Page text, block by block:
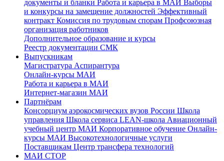
документы и бланки Работа и карьера в МАИ Выборы
и конкурсы на замещение должностей Эффективный
контракт Комиссия по трудовым спорам Профсоюзная
организация работников
Дополнительное образование и курсы
Реестр документации СМК
Выпускникам
Магистратура Аспирантура
Онлайн-курсы МАИ
Работа и карьера в МАИ
Интернет-магазин МАИ
Партнёрам
Консорциум аэрокосмических вузов России Школа
управления Школа сервиса LEAN-школа Авиационный
учебный центр МАИ Корпоративное обучение Онлайн-
курсы МАИ Высокотехнологичные услуги
Поставщикам Центр трансфера технологий
МАИ СТОР